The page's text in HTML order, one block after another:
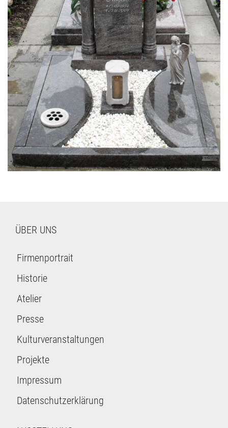
ÜBER UNS
Firmenportrait
Historie
Atelier
Presse
Kulturveranstaltungen
Projekte
Impressum
Datenschutzerklärung